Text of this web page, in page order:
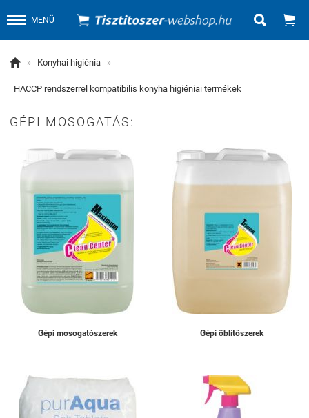
MENÜ  
 » Konyhai higiénia »
HACCP rendszerrel kompatibilis konyha higiéniai termékek
GÉPI MOSOGATÁS:
Gépi mosogatószerek Gépi öblítőszerek